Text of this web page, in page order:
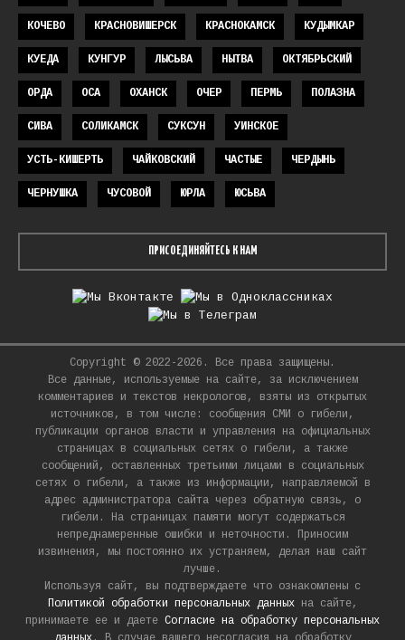
КОЧЕВО КРАСНОВИШЕРСК КРАСНОКАМСК КУДЫМКАР
КУЕДА КУНГУР ЛЫСЬВА НЫТВА ОКТЯБРЬСКИЙ
ОРДА ОСА ОХАНСК ОЧЕР ПЕРМЬ ПОЛАЗНА
СИВА СОЛИКАМСК СУКСУН УИНСКОЕ
УСТЬ-КИШЕРТЬ ЧАЙКОВСКИЙ ЧАСТЫЕ ЧЕРДЫНЬ
ЧЕРНУШКА ЧУСОВОЙ ЮРЛА ЮСЬВА
ПРИСОЕДИНЯЙТЕСЬ К НАМ
Copyright © 2022-2026. Все права защищены.
Все данные, используемые на сайте, за исключением
комментариев и текстов некрологов, взяты из открытых
источников, в том числе: сообщения СМИ о гибели,
публикации органов власти и управления на официальных
страницах в социальных сетях о гибели, а также
сообщений, оставленных третьими лицами в социальных
сетях о гибели, а также из информации, направляемой в
адрес администратора сайта через обратную связь, о
гибели. На страницах памяти могут содержаться
непреднамеренные ошибки и неточности. Приносим
извинения, мы постоянно их устраняем, делая наш сайт
лучше.
Используя сайт, вы подтверждаете что ознакомлены с
Политикой обработки персональных данныхна сайте,
принимаете ее и даете Согласие на обработку персональных